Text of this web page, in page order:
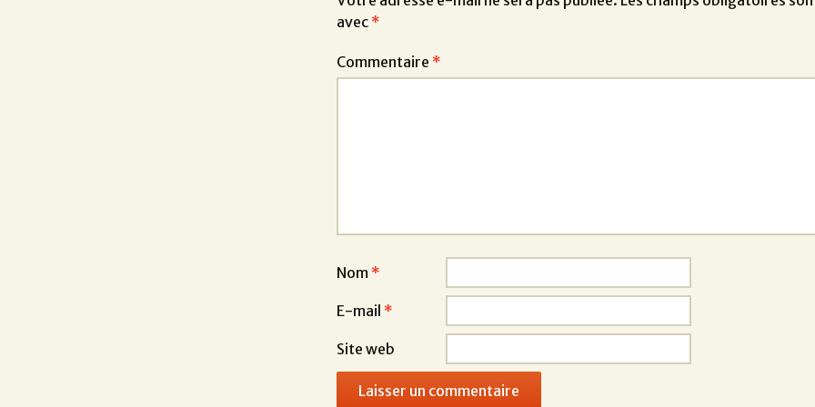
avec *
Commentaire *
Nom *
E-mail *
Site web